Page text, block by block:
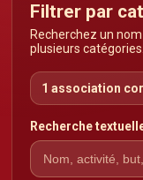
Filtrer par
Recherchez un
plusieurs catégories.
1 association
Recherche